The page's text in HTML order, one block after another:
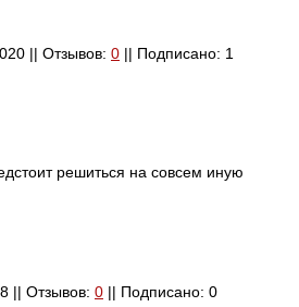
|| Отзывов: 0 || Подписано: 1
решиться на совсем иную
|| Отзывов: 0 || Подписано: 0